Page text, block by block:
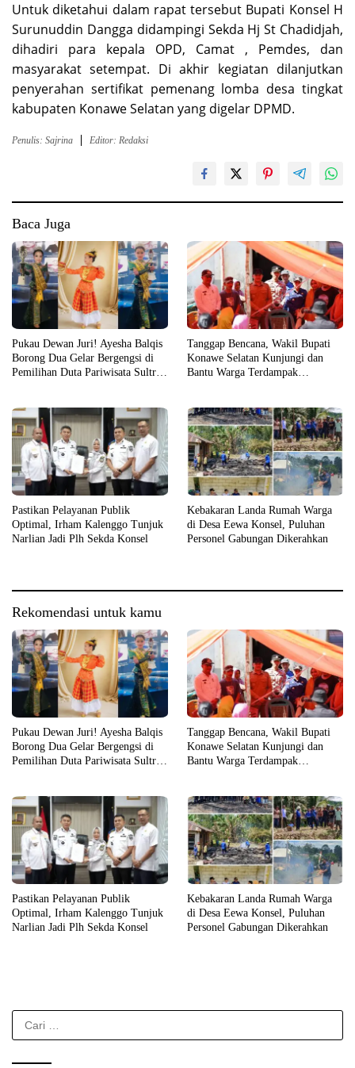
Untuk diketahui dalam rapat tersebut Bupati Konsel H
Surunuddin Dangga didampingi Sekda Hj St Chadidjah,
dihadiri para kepala OPD, Camat , Pemdes, dan
masyarakat setempat. Di akhir kegiatan dilanjutkan
penyerahan sertifikat pemenang lomba desa tingkat
kabupaten Konawe Selatan yang digelar DPMD.
Penulis: Sajrina Editor: Redaksi
Baca Juga
Pukau Dewan Juri! Ayesha Balqis
Borong Dua Gelar Bergengsi di
Pemilihan Duta Pariwisata Sultra
Tanggap Bencana, Wakil Bupati
Konawe Selatan Kunjungi dan
Bantu Warga Terdampak
Pastikan Pelayanan Publik
Optimal, Irham Kalenggo Tunjuk
Narlian Jadi Plh Sekda Konsel
Kebakaran Landa Rumah Warga
di Desa Eewa Konsel, Puluhan
Personel Gabungan Dikerahkan
Rekomendasi untuk kamu
Pukau Dewan Juri! Ayesha Balqis
Borong Dua Gelar Bergengsi di
Pemilihan Duta Pariwisata Sultra
Tanggap Bencana, Wakil Bupati
Konawe Selatan Kunjungi dan
Bantu Warga Terdampak
Pastikan Pelayanan Publik
Optimal, Irham Kalenggo Tunjuk
Narlian Jadi Plh Sekda Konsel
Kebakaran Landa Rumah Warga
di Desa Eewa Konsel, Puluhan
Personel Gabungan Dikerahkan
Cari
untuk: